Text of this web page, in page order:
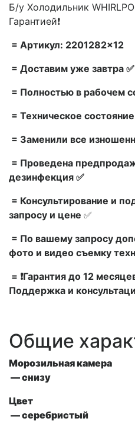
Б/у Холодильник
Гарантией❗
= Артикул: 2201282×12
= Доставим уже завтра ✅
= Полностью в рабочем
= Техническое
= Заменили все
= Проведена
дезинфекция ✅
= Консультирование и
запросу и цене ✅
= По вашему запросу
фото и видео съемку
= ❗Гарантия до 12
Поддержка и
Общие
Морозильная камера
— снизу
Цвет
— серебристый